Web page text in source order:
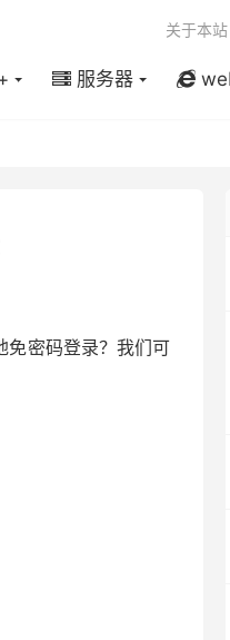
服务器
关于本站
免密码登录？我们可